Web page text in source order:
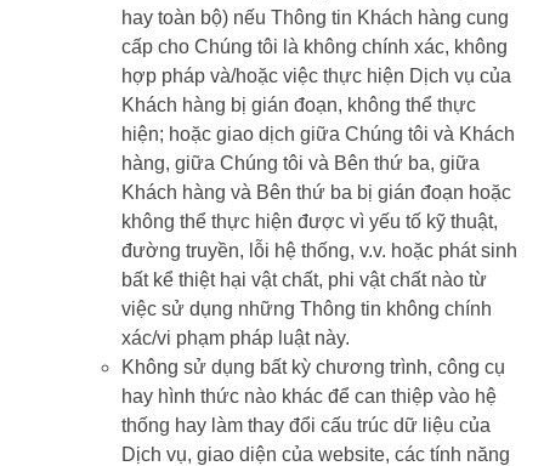
hay toàn bộ) nếu Thông tin Khách hàng cung
cấp cho Chúng tôi là không chính xác, không
hợp pháp và/hoặc việc thực hiện Dịch vụ của
Khách hàng bị gián đoạn, không thể thực
hiện; hoặc giao dịch giữa Chúng tôi và Khách
hàng, giữa Chúng tôi và Bên thứ ba, giữa
Khách hàng và Bên thứ ba bị gián đoạn hoặc
không thể thực hiện được vì yếu tố kỹ thuật,
đường truyền, lỗi hệ thống, v.v. hoặc phát sinh
bất kể thiệt hại vật chất, phi vật chất nào từ
việc sử dụng những Thông tin không chính
xác/vi phạm pháp luật này.
Không sử dụng bất kỳ chương trình, công cụ
hay hình thức nào khác để can thiệp vào hệ
thống hay làm thay đổi cấu trúc dữ liệu của
Dịch vụ, giao diện của website, các tính năng